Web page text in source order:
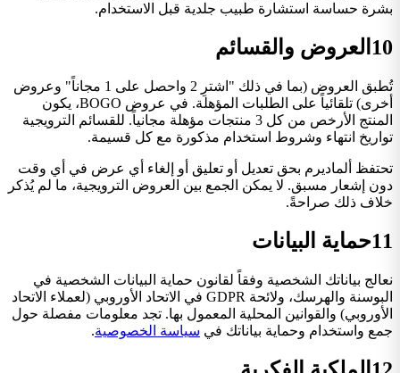
بشرة حساسة استشارة طبيب جلدية قبل الاستخدام.
10 العروض والقسائم
تُطبق العروض (بما في ذلك "اشترِ 2 واحصل على 1 مجاناً" وعروض
أخرى) تلقائياً على الطلبات المؤهلة. في عروض BOGO، يكون
المنتج الأرخص من كل 3 منتجات مؤهلة مجانياً. للقسائم الترويجية
تواريخ انتهاء وشروط استخدام مذكورة مع كل قسيمة.
تحتفظ ألماديرم بحق تعديل أو تعليق أو إلغاء أي عرض في أي وقت
دون إشعار مسبق. لا يمكن الجمع بين العروض الترويجية، ما لم يُذكر
خلاف ذلك صراحةً.
11حماية البيانات
نعالج بياناتك الشخصية وفقاً لقانون حماية البيانات الشخصية في
البوسنة والهرسك، ولائحة GDPR في الاتحاد الأوروبي (لعملاء الاتحاد
الأوروبي) والقوانين المحلية المعمول بها. تجد معلومات مفصلة حول
جمع واستخدام وحماية بياناتك في سياسة الخصوصية.